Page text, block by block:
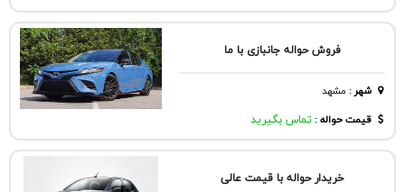
فروش حواله جانبازی با ما
شهر: مشهد
قیمت حواله : تماس بگیرید
خریدار حواله با قیمت عالی